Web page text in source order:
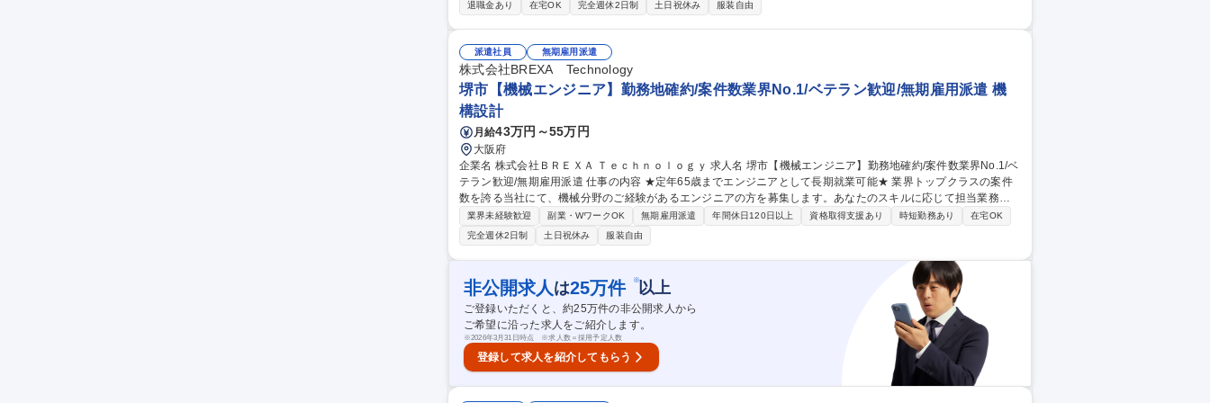
募集職種 【大阪/堺市】自転車部品組立ラインの生産技術業務(正社員)MA5/無期雇用派遣#67
退職金あり 在宅OK 完全週休2日制 土日祝休み 服装自由
派遣社員 無期雇用派遣
株式会社BREXA Technology
堺市【機械エンジニア】勤務地確約/案件数業界No.1/ベテラン歓迎/無期雇用派遣 機
構設計
月給43万円～55万円
大阪府
企業名 株式会社ＢＲＥＸＡ Ｔｅｃｈｎｏｌｏｇｙ 求人名 堺市【機械エンジニア】勤務地確約/案件数業界No.1/ベ
テラン歓迎/無期雇用派遣 仕事の内容 ★定年65歳までエンジニアとして長期就業可能★ 業界トップクラスの案件
数を誇る当社にて、機械分野のご経験があるエンジニアの方を募集します。あなたのスキルに応じて担当業務を
決定します。 【詳細】■機械分野のご経験を活かして、希望する業界や業務に挑戦できる環境を用意しています。
構想段階から設計に携わるプロジェクトも多数。自動車部品や産業機器、ロボットなど、幅広い製品に関われる
ため、スキルの幅を広げたい方にも最適です。 ■配属は希望を最大限考慮し、正社員として安定した雇用形態で働
けます。社内制度を活用すれば、分野変更やキャリアチェンジも可能です。 募集職種 堺市【機械エンジニア】勤
務地確約/案件数業界No.1/ベテラン歓迎/無期雇用派遣
業界未経験歓迎 副業・WワークOK 無期雇用派遣 年間休日120日以上 資格取得支援あり 時短勤務あり
在宅OK
完全週休2日制
土日祝休み 服装自由
非公開求人 は25万件 ※以上
ご登録いただくと、約25万件の非公開求人から
ご希望に沿った求人をご紹介します。
※2026年3月31日時点 ※求人数＝採用予定人数
登録して求人を紹介してもらう